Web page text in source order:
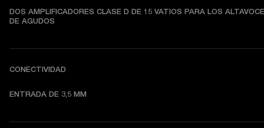
DOS AMPLIFICADORES CLASE D DE 15 VATIOS PARA LOS
DE AGUDOS
CONECTIVIDAD
ENTRADA DE 3,5 MM